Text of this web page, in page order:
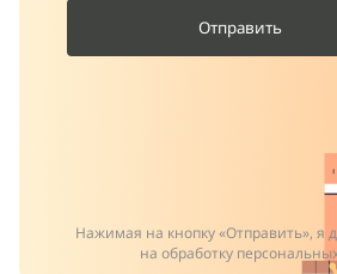
Отправить
Нажимая на кнопку «Отправить», я
на обработку